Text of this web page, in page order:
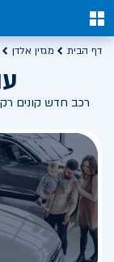
0
דף הבית מגזין אלדן
רכב חדש קונים